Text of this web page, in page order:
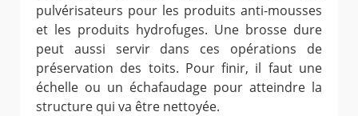
pulvérisateurs pour les produits anti-mousses
et les produits hydrofuges. Une brosse dure
peut aussi servir dans ces opérations de
préservation des toits. Pour finir, il faut une
échelle ou un échafaudage pour atteindre la
structure qui va être nettoyée.